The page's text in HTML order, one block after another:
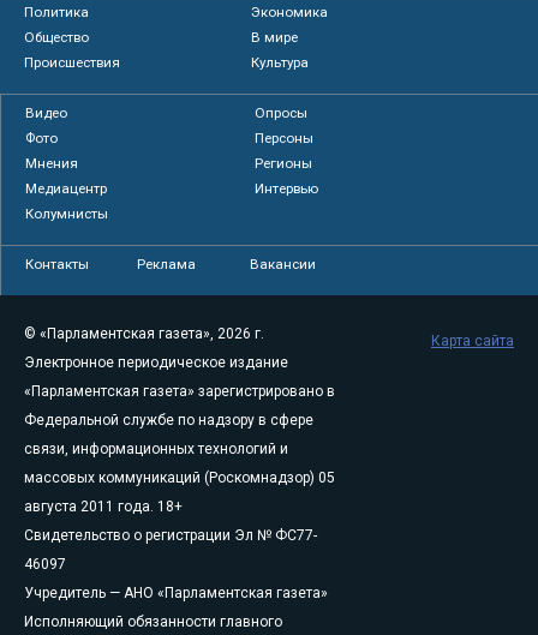
Политика
Экономика
Общество
В мире
Происшествия
Культура
Видео
Опросы
Фото
Персоны
Мнения
Регионы
Медиацентр
Интервью
Колумнисты
Контакты Реклама Вакансии
© «Парламентская газета», 2026 г.
Электронное периодическое издание
«Парламентская газета» зарегистрировано в
Федеральной службе по надзору в сфере
связи, информационных технологий и
массовых коммуникаций (Роскомнадзор) 05
августа 2011 года. 18+
Свидетельство о регистрации Эл № ФС77-
46097
Учредитель — АНО «Парламентская газета»
Исполняющий обязанности главного
Карта сайта